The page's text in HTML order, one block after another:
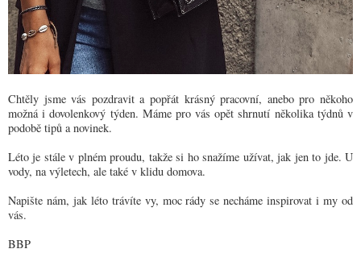
Chtěly jsme vás pozdravit a popřát krásný pracovní, anebo pro někoho
možná i dovolenkový týden. Máme pro vás opět shrnutí několika týdnů v
podobě tipů a novinek.
Léto je stále v plném proudu, takže si ho snažíme užívat, jak jen to jde. U
vody, na výletech, ale také v klidu domova.
Napište nám, jak léto trávíte vy, moc rády se necháme inspirovat i my od
vás.
BBP